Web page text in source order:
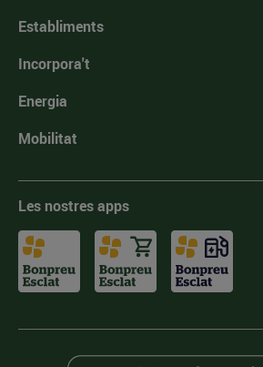
Establiments
Incorpora't
Energia
Mobilitat
Les nostres apps